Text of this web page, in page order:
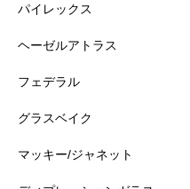
パイレックス
ヘーゼルアトラス
フェデラル
グラスベイク
マッキー/ジャネット